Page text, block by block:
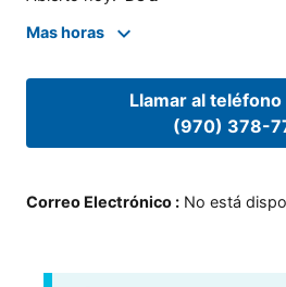
Mas horas
Llamar al
(970) 378-
Correo Electrónico : No está